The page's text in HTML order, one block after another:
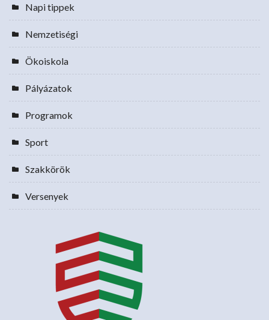
Napi tippek
Nemzetiségi
Ökoiskola
Pályázatok
Programok
Sport
Szakkörök
Versenyek